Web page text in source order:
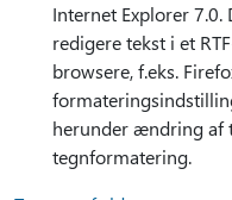
Internet Explorer
redigere tekst i et
browsere, f.eks.
herunder ændring af
tegnformatering.